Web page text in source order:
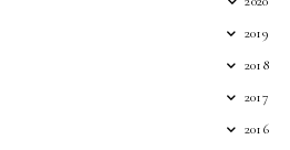
2019
2018
2017
2016